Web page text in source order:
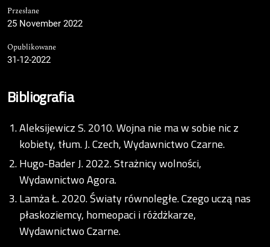
Przesłane
25 November 2022
Opublikowane
31-12-2022
Bibliografia
Aleksijewicz S. 2010. Wojna nie ma w sobie nic z
kobiety, tłum. J. Czech, Wydawnictwo Czarne.
Hugo-Bader J. 2022. Strażnicy wolności,
Wydawnictwo Agora.
Lamża Ł. 2020. Światy równoległe. Czego uczą nas
płaskoziemcy, homeopaci i różdżkarze,
Wydawnictwo Czarne.